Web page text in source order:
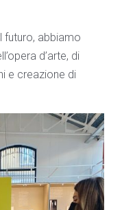
futuro, abbiamo
d’arte, di
e creazione di